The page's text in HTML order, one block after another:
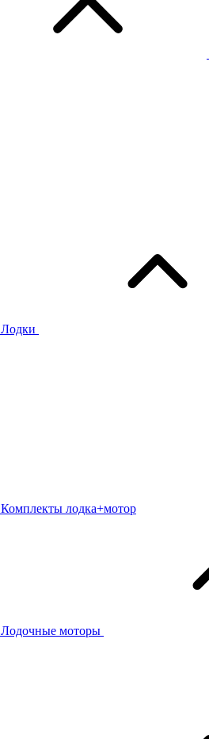
Лодки
Комплекты лодка+мотор
Лодочные моторы